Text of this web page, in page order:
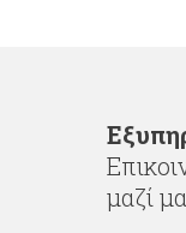
μαζί